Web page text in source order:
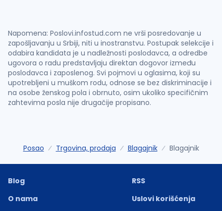
Napomena: Poslovi.infostud.com ne vrši posredovanje u
zapošljavanju u Srbiji, niti u inostranstvu. Postupak selekcije i
odabira kandidata je u nadležnosti poslodavca, a odredbe
ugovora o radu predstavljaju direktan dogovor između
poslodavca i zaposlenog. Svi pojmovi u oglasima, koji su
upotrebljeni u muškom rodu, odnose se bez diskriminacije i
na osobe ženskog pola i obrnuto, osim ukoliko specifičnim
zahtevima posla nije drugačije propisano.
Posao Trgovina, prodaja Blagajnik Blagajnik
Blog
O nama
RSS
Uslovi korišćenja